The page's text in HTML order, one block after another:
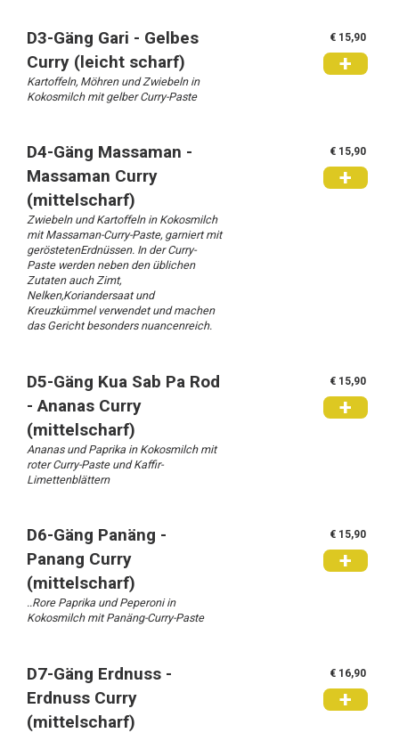
D3-Gäng Gari - Gelbes
Curry (leicht scharf)
Kartoffeln, Möhren und Zwiebeln in
Kokosmilch mit gelber Curry-Paste
€ 15,90
+
D4-Gäng Massaman -
Massaman Curry
(mittelscharf)
Zwiebeln und Kartoffeln in Kokosmilch
mit Massaman-Curry-Paste, garniert mit
geröstetenErdnüssen. In der Curry-
Paste werden neben den üblichen
Zutaten auch Zimt,
Nelken,Koriandersaat und
Kreuzkümmel verwendet und machen
das Gericht besonders nuancenreich.
€ 15,90
+
D5-Gäng Kua Sab Pa Rod
- Ananas Curry
(mittelscharf)
Ananas und Paprika in Kokosmilch mit
roter Curry-Paste und Kaffir-
Limettenblättern
€ 15,90
+
D6-Gäng Panäng -
Panang Curry
(mittelscharf)
..Rore Paprika und Peperoni in
Kokosmilch mit Panäng-Curry-Paste
€ 15,90
+
D7-Gäng Erdnuss -
Erdnuss Curry
(mittelscharf)
€ 16,90
+